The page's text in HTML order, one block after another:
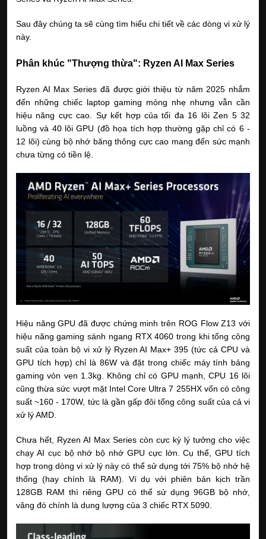
Sau đây chúng ta sẽ cùng tìm hiểu chi tiết về các dòng vi xử lý
này.
Phân khúc "Thượng thừa": Ryzen AI Max Series
Ryzen AI Max Series đã được giới thiệu từ năm 2025 nhắm
đến những chiếc laptop gaming mỏng nhẹ nhưng vẫn cần
hiệu năng cực cao. Sự kết hợp của tối đa 16 lõi Zen 5 32
luồng và 40 lõi GPU (đồ họa tích hợp thường gặp chỉ có 6 -
12 lõi) cùng bộ nhớ băng thông cực cao mang đến sức mạnh
chưa từng có tiền lệ.
Hiệu năng GPU đã được chứng minh trên ROG Flow Z13 với
hiệu năng gaming sánh ngang RTX 4060 trong khi tổng công
suất của toàn bộ vi xử lý Ryzen AI Max+ 395 (tức cả CPU và
GPU tích hợp) chỉ là 86W và đặt trong chiếc máy tính bảng
gaming vỏn vẹn 1.3kg. Không chỉ có GPU mạnh, CPU 16 lõi
cũng thừa sức vượt mặt Intel Core Ultra 7 255HX vốn có công
suất ~160 - 170W, tức là gần gấp đôi tổng công suất của cả vi
xử lý AMD.
Chưa hết, Ryzen AI Max Series còn cực kỳ lý tưởng cho việc
chạy AI cục bộ nhớ bộ nhớ GPU cực lớn. Cụ thể, GPU tích
hợp trong dòng vi xử lý này có thể sử dụng tới 75% bộ nhớ hệ
thống (hay chính là RAM). Ví dụ với phiên bản kịch trần
128GB RAM thì riêng GPU có thể sử dụng 96GB bộ nhớ,
vâng đó chính là dung lượng của 3 chiếc RTX 5090.